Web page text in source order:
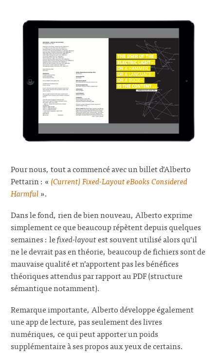
Pour nous, tout a commencé avec un billet d’Alberto
Pettarin : « (Current) Fixed-Layout eBooks Considered
Harmful».
Dans le fond, rien de bien nouveau, Alberto exprime
simplement ce que beaucoup répètent depuis quelques
semaines : lefixed-layoutest souvent utilisé alors qu’il
ne le devrait pas en théorie, beaucoup de fichiers sont de
mauvaise qualité et n’apportent pas les bénéfices
théoriques attendus par rapport au PDF (structure
sémantique notamment).
Remarque importante, Alberto développe également
une app de lecture, pas seulement des livres
numériques, ce qui peut apporter un poids
supplémentaire à ses propos aux yeux de certains.